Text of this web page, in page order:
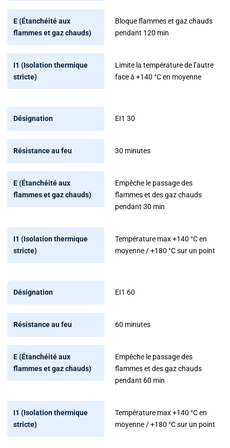
Bloque flammes et gaz chauds
pendant 120 min
Limite la température de l’autre
face à +140 °C en moyenne
EI1 30
30 minutes
Empêche le passage des
flammes et des gaz chauds
pendant 30 min
Température max +140 °C en
moyenne / +180 °C sur un point
EI1 60
60 minutes
Empêche le passage des
flammes et des gaz chauds
pendant 60 min
Température max +140 °C en
moyenne / +180 °C sur un point